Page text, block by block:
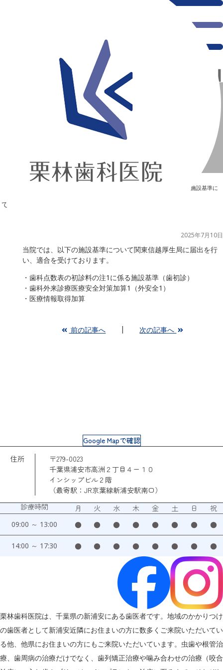
施設基準に関する届出事項について
施設基準に
2025年7月10日
当院では、以下の施設基準について関東信越厚生局に届出を行
い、適合を受けております。
・歯科点数表の初診料の注1に係る施設基準（歯初診）
・歯科外来診療医療安全対策加算1（外安全1）
・医療情報取得加算
前の記事へ 次の記事へ
Google Mapで確認
住所
〒279-0023
千葉県浦安市高洲２丁目４ー１０
インシップビル２階
（最寄駅：JR京葉線新浦安駅南口）
診療時間
月 火 水 木 金 土 日 祝
09:00 ～ 13:00 ● ● ● ● ● ● ● ●
14:00 ～ 17:30 ● ● ● ● ● ● ● ●
栗林歯科医院は、千葉県の新浦安にある歯医者です。地域のかかりつけ
の歯医者として新浦安近隣にお住まいの方に数多くご来院いただいてい
る他、他県にお住まいの方にもご来院いただいています。虫歯や根管治
療、歯周病の治療だけでなく、歯列矯正治療や噛み合わせの治療（咬合